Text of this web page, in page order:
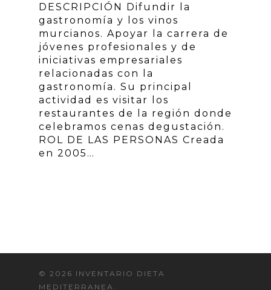
DESCRIPCIÓN Difundir la
gastronomía y los vinos
murcianos. Apoyar la carrera de
jóvenes profesionales y de
iniciativas empresariales
relacionadas con la
gastronomía. Su principal
actividad es visitar los
restaurantes de la región donde
celebramos cenas degustación.
ROL DE LAS PERSONAS Creada
en 2005…
© 2026 INVENTARIO DIETA
MEDITERRANEA.